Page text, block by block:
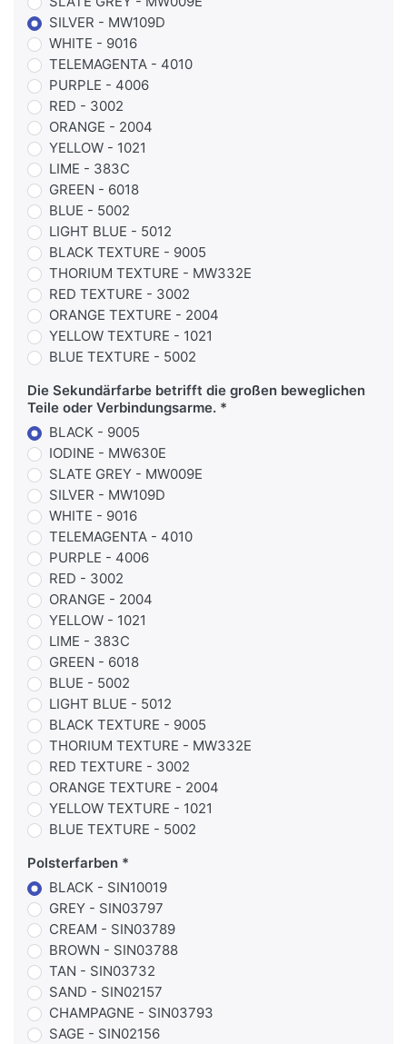
SILVER - MW109D
WHITE - 9016
TELEMAGENTA - 4010
PURPLE - 4006
RED - 3002
ORANGE - 2004
YELLOW - 1021
LIME - 383C
GREEN - 6018
BLUE - 5002
LIGHT BLUE - 5012
BLACK TEXTURE - 9005
THORIUM TEXTURE - MW332E
RED TEXTURE - 3002
ORANGE TEXTURE - 2004
YELLOW TEXTURE - 1021
BLUE TEXTURE - 5002
Die Sekundärfarbe betrifft die großen beweglichen
Teile oder Verbindungsarme.
BLACK - 9005
IODINE - MW630E
SLATE GREY - MW009E
SILVER - MW109D
WHITE - 9016
TELEMAGENTA - 4010
PURPLE - 4006
RED - 3002
ORANGE - 2004
YELLOW - 1021
LIME - 383C
GREEN - 6018
BLUE - 5002
LIGHT BLUE - 5012
BLACK TEXTURE - 9005
THORIUM TEXTURE - MW332E
RED TEXTURE - 3002
ORANGE TEXTURE - 2004
YELLOW TEXTURE - 1021
BLUE TEXTURE - 5002
Polsterfarben
BLACK - SIN10019
GREY - SIN03797
CREAM - SIN03789
BROWN - SIN03788
TAN - SIN03732
SAND - SIN02157
CHAMPAGNE - SIN03793
SAGE - SIN02156